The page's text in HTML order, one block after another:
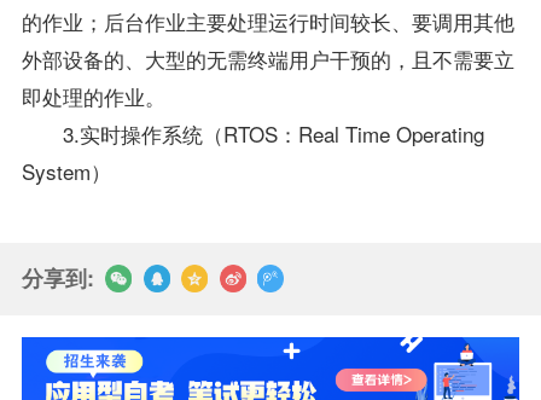
的作业；后台作业主要处理运行时间较长、要调用其他
外部设备的、大型的无需终端用户干预的，且不需要立
即处理的作业。
3.实时操作系统（RTOS：Real Time Operating
System）
分享到: